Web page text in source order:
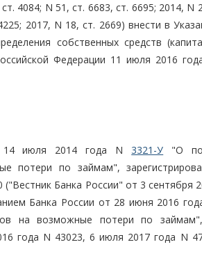
4084; N 51, ст. 6683, ст. 6695; 2014, N
2017, N 18, ст. 2669) внести в
собственных средств
Федерации 11 июля 2016
14 июля 2014 года N3321-У "О
потери по займам",
Банка России" от 3 сентября
Банка России от 28 июня 2016
на возможные потери по займам",
года N 43023, 6 июля 2017 года N